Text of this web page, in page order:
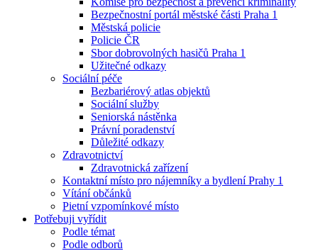
Bezpečnostní portál městské části Praha 1
Městská policie
Policie ČR
Sbor dobrovolných hasičů Praha 1
Užitečné odkazy
Sociální péče
Bezbariérový atlas objektů
Sociální služby
Seniorská nástěnka
Právní poradenství
Důležité odkazy
Zdravotnictví
Zdravotnická zařízení
Kontaktní místo pro nájemníky a bydlení Prahy 1
Vítání občánků
Pietní vzpomínkové místo
Potřebuji vyřídit
Podle témat
Podle odborů